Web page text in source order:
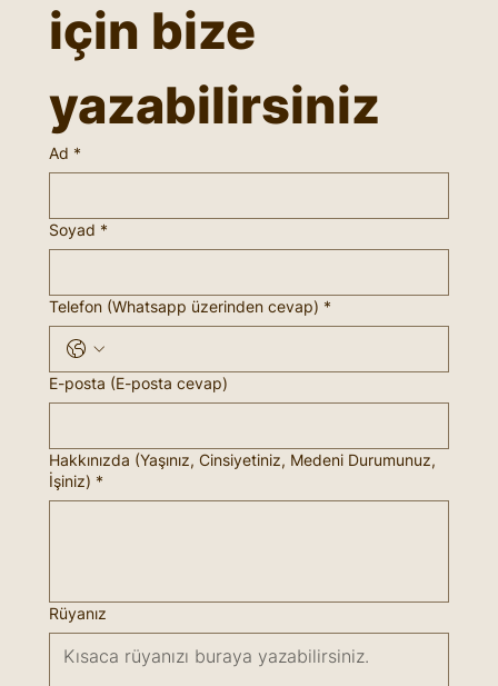
için bize
yazabilirsiniz
Ad *
Soyad *
Telefon (Whatsapp üzerinden cevap) *
E-posta (E-posta cevap)
Hakkınızda (Yaşınız, Cinsiyetiniz, Medeni Durumunuz,
İşiniz) *
Rüyanız